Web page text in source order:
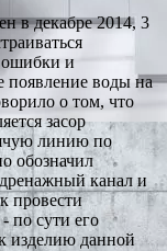
в декабре 2014, 3
ошибки и
появление воды на
о том, что
засор
линию по
обозначил
канал и
провести
по сути его
изделию данной